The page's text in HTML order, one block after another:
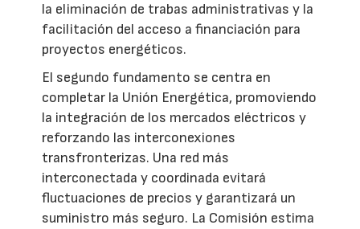
la eliminación de trabas administrativas y la
facilitación del acceso a financiación para
proyectos energéticos.
El segundo fundamento se centra en
completar la Unión Energética, promoviendo
la integración de los mercados eléctricos y
reforzando las interconexiones
transfronterizas. Una red más
interconectada y coordinada evitará
fluctuaciones de precios y garantizará un
suministro más seguro. La Comisión estima